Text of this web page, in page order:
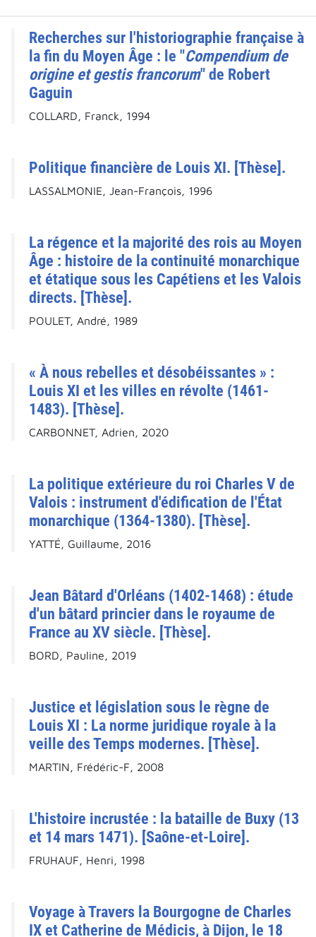
Recherches sur l'historiographie française à
la fin du Moyen Âge : le "Compendium de
origine et gestis francorum" de Robert
Gaguin
COLLARD, Franck, 1994
Politique financière de Louis XI. [Thèse].
LASSALMONIE, Jean-François, 1996
La régence et la majorité des rois au Moyen
Âge : histoire de la continuité monarchique
et étatique sous les Capétiens et les Valois
directs. [Thèse].
POULET, André, 1989
« À nous rebelles et désobéissantes » :
Louis XI et les villes en révolte (1461-
1483). [Thèse].
CARBONNET, Adrien, 2020
La politique extérieure du roi Charles V de
Valois : instrument d'édification de l'État
monarchique (1364-1380). [Thèse].
YATTÉ, Guillaume, 2016
Jean Bâtard d'Orléans (1402-1468) : étude
d'un bâtard princier dans le royaume de
France au XV siècle. [Thèse].
BORD, Pauline, 2019
Justice et législation sous le règne de
Louis XI : La norme juridique royale à la
veille des Temps modernes. [Thèse].
MARTIN, Frédéric-F, 2008
L'histoire incrustée : la bataille de Buxy (13
et 14 mars 1471). [Saône-et-Loire].
FRUHAUF, Henri, 1998
Voyage à Travers la Bourgogne de Charles
IX et Catherine de Médicis, à Dijon, le 18